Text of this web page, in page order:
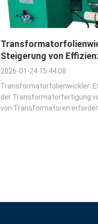
Steigerung von
der
2026-01-24 15:44:08
Transformatorfolienwickler:
der Transformatorfertigung
von Transformatoren